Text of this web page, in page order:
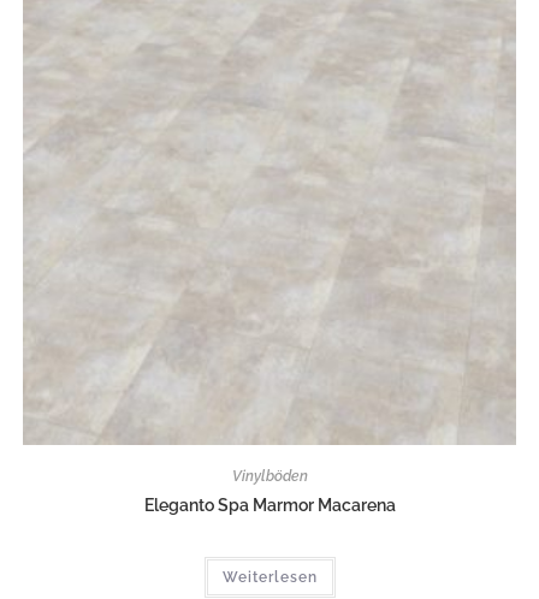
Vinylböden
Eleganto Spa Marmor Macarena
Weiterlesen